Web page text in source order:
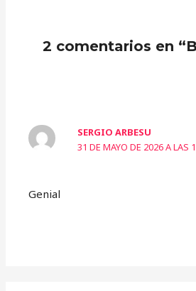
2 comentarios en
SERGIO ARBESU
31 DE MAYO DE 2026 A LAS
Genial